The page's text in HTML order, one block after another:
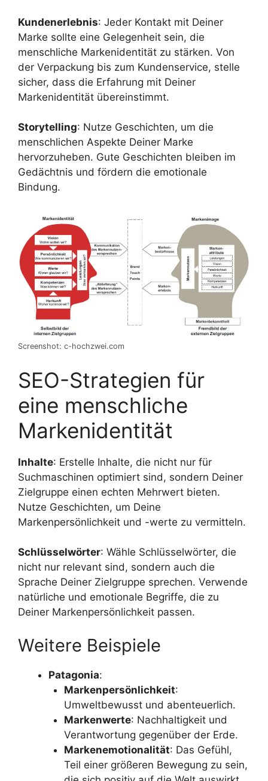
Kundenerlebnis: Jeder Kontakt mit Deiner
Marke sollte eine Gelegenheit sein, die
menschliche Markenidentität zu stärken. Von
der Verpackung bis zum Kundenservice, stelle
sicher, dass die Erfahrung mit Deiner
Markenidentität übereinstimmt.
Storytelling: Nutze Geschichten, um die
menschlichen Aspekte Deiner Marke
hervorzuheben. Gute Geschichten bleiben im
Gedächtnis und fördern die emotionale
Bindung.
Screenshot: c-hochzwei.com
SEO-Strategien für
eine menschliche
Markenidentität
Inhalte: Erstelle Inhalte, die nicht nur für
Suchmaschinen optimiert sind, sondern Deiner
Zielgruppe einen echten Mehrwert bieten.
Nutze Geschichten, um Deine
Markenpersönlichkeit und -werte zu vermitteln.
Schlüsselwörter: Wähle Schlüsselwörter, die
nicht nur relevant sind, sondern auch die
Sprache Deiner Zielgruppe sprechen. Verwende
natürliche und emotionale Begriffe, die zu
Deiner Markenpersönlichkeit passen.
Weitere Beispiele
Patagonia:
Markenpersönlichkeit:
Umweltbewusst und abenteuerlich.
Markenwerte: Nachhaltigkeit und
Verantwortung gegenüber der Erde.
Markenemotionalität: Das Gefühl,
Teil einer größeren Bewegung zu sein,